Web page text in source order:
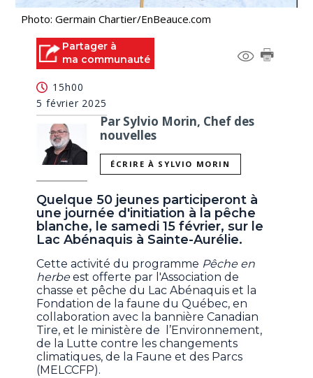
Photo: Germain Chartier/EnBeauce.com
Partager à
ma communauté
15h00
5 février 2025
Par Sylvio Morin, Chef des
nouvelles
ÉCRIRE À SYLVIO MORIN
Quelque 50 jeunes participeront à
une journée d'initiation à la pêche
blanche, le samedi 15 février, sur le
Lac Abénaquis à Sainte-Aurélie.
Cette activité du programme Pêche en
herbeest offerte par l'Association de
chasse et pêche du Lac Abénaquis et la
Fondation de la faune du Québec, en
collaboration avec la bannière Canadian
Tire, et le ministère de l’Environnement,
de la Lutte contre les changements
climatiques, de la Faune et des Parcs
(MELCCFP).